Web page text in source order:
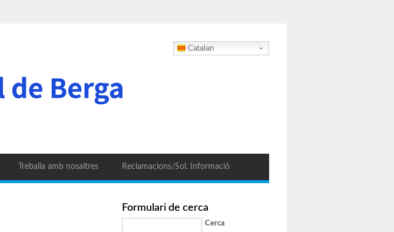
Catalan
Treballa amb nosaltres Reclamacions/Sol. Informació
Formulari de cerca
Cerca